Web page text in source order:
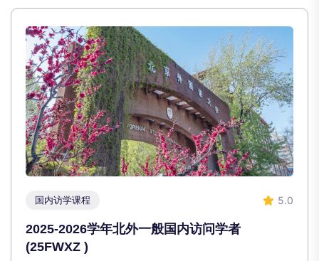
国内访学课程 5.0
2025-2026学年北外一般国内访问学者
(25FWXZ )